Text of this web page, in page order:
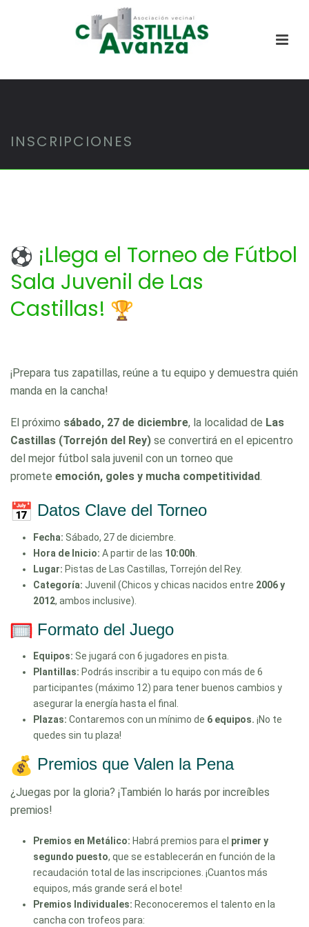
INSCRIPCIONES
¡Llega el Torneo de Fútbol
Sala Juvenil de Las
Castillas!
¡Prepara tus zapatillas, reúne a tu equipo y demuestra quién
manda en la cancha!
El próximo sábado, 27 de diciembre, la localidad de Las
Castillas (Torrejón del Rey) se convertirá en el epicentro
del mejor fútbol sala juvenil con un torneo que
promete emoción, goles y mucha competitividad.
Datos Clave del Torneo
Fecha: Sábado, 27 de diciembre.
Hora de Inicio: A partir de las 10:00h
Lugar: Pistas de Las Castillas, Torrejón del Rey.
Categoría: Juvenil (Chicos y chicas nacidos entre 2006 y
2012, ambos inclusive).
Formato del Juego
Equipos: Se jugará con 6 jugadores en pista.
Plantillas: Podrás inscribir a tu equipo con más de 6
participantes (máximo 12) para tener buenos cambios y
asegurar la energía hasta el final.
Plazas: Contaremos con un mínimo de 6 equipos. ¡No te
quedes sin tu plaza!
Premios que Valen la Pena
¿Juegas por la gloria? ¡También lo harás por increíbles
premios!
Premios en Metálico: Habrá premios para el primer y
segundo puesto, que se establecerán en función de la
recaudación total de las inscripciones. ¡Cuantos más
equipos, más grande será el bote!
Premios Individuales: Reconoceremos el talento en la
cancha con trofeos para: